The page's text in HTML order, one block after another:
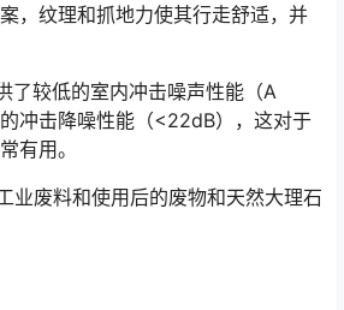
，纹理和抓地力使其行走舒适，并
了较低的室内冲击噪声性能（A
冲击降噪性能（<22dB），这对于
有用。
业废料和使用后的废物和天然大理石